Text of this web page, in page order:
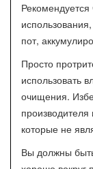
пот,
Просто
использовать
очищения.
производителя
которые не
Вы должны